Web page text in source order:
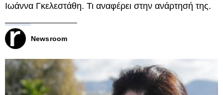
Ιωάννα Γκελεστάθη. Τι αναφέρει στην ανάρτησή της.
Newsroom